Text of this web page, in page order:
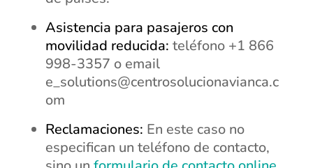
Asistencia para pasajeros con
movilidad reducida: teléfono +1 866
998-3357 o email
e_solutions@centrosolucionavianca.c
om
Reclamaciones: En este caso no
especifican un teléfono de contacto,